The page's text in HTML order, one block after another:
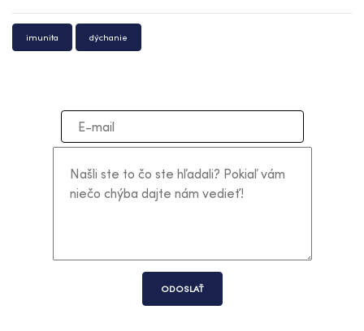
imunita dýchanie
ODOSLAŤ